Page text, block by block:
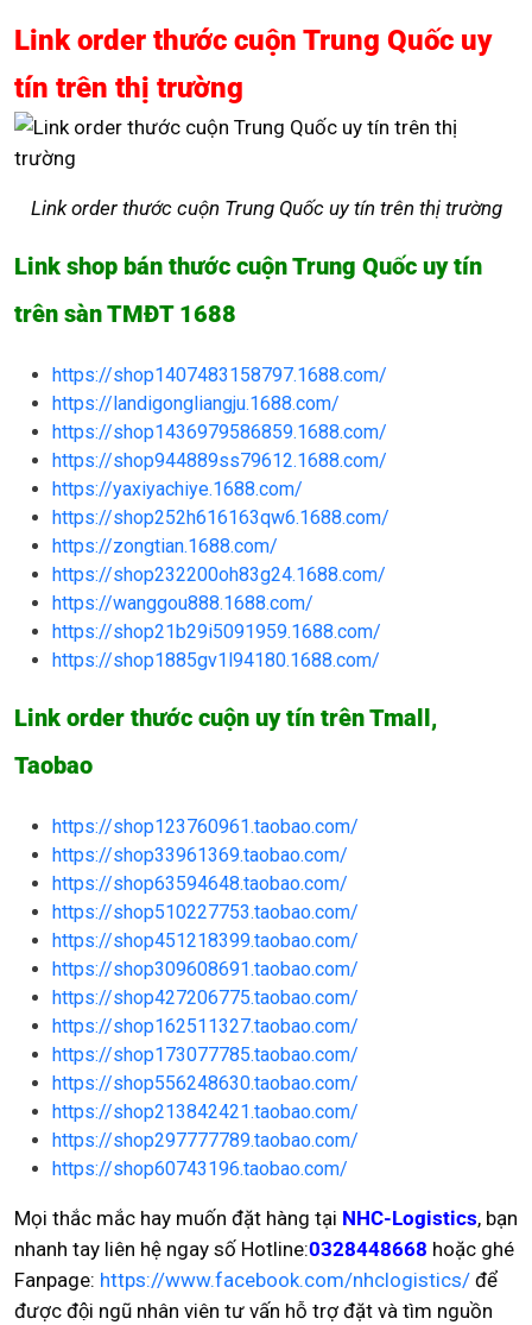
Link order thước cuộn Trung Quốc uy
tín trên thị trường
Link order thước cuộn Trung Quốc uy tín trên thị trường
Link shop bán thước cuộn Trung Quốc uy tín
trên sàn TMĐT 1688
https://shop1407483158797.1688.com/
https://landigongliangju.1688.com/
https://shop1436979586859.1688.com/
https://shop944889ss79612.1688.com/
https://yaxiyachiye.1688.com/
https://shop252h616163qw6.1688.com/
https://zongtian.1688.com/
https://shop232200oh83g24.1688.com/
https://wanggou888.1688.com/
https://shop21b29i5091959.1688.com/
https://shop1885gv1l94180.1688.com/
Link order thước cuộn uy tín trên Tmall,
Taobao
https://shop123760961.taobao.com/
https://shop33961369.taobao.com/
https://shop63594648.taobao.com/
https://shop510227753.taobao.com/
https://shop451218399.taobao.com/
https://shop309608691.taobao.com/
https://shop427206775.taobao.com/
https://shop162511327.taobao.com/
https://shop173077785.taobao.com/
https://shop556248630.taobao.com/
https://shop213842421.taobao.com/
https://shop297777789.taobao.com/
https://shop60743196.taobao.com/
Mọi thắc mắc hay muốn đặt hàng tại NHC-Logistics, bạn
nhanh tay liên hệ ngay số Hotline:0328448668 hoặc ghé
Fanpage: https://www.facebook.com/nhclogistics/ để
được đội ngũ nhân viên tư vấn hỗ trợ đặt và tìm nguồn